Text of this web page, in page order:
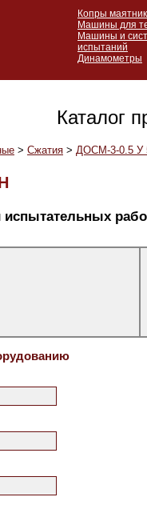
Копры
Машины для
Машины и
испытаний
Динамометры
Каталог
> Сжатия > ДОСМ-3-0.5 У